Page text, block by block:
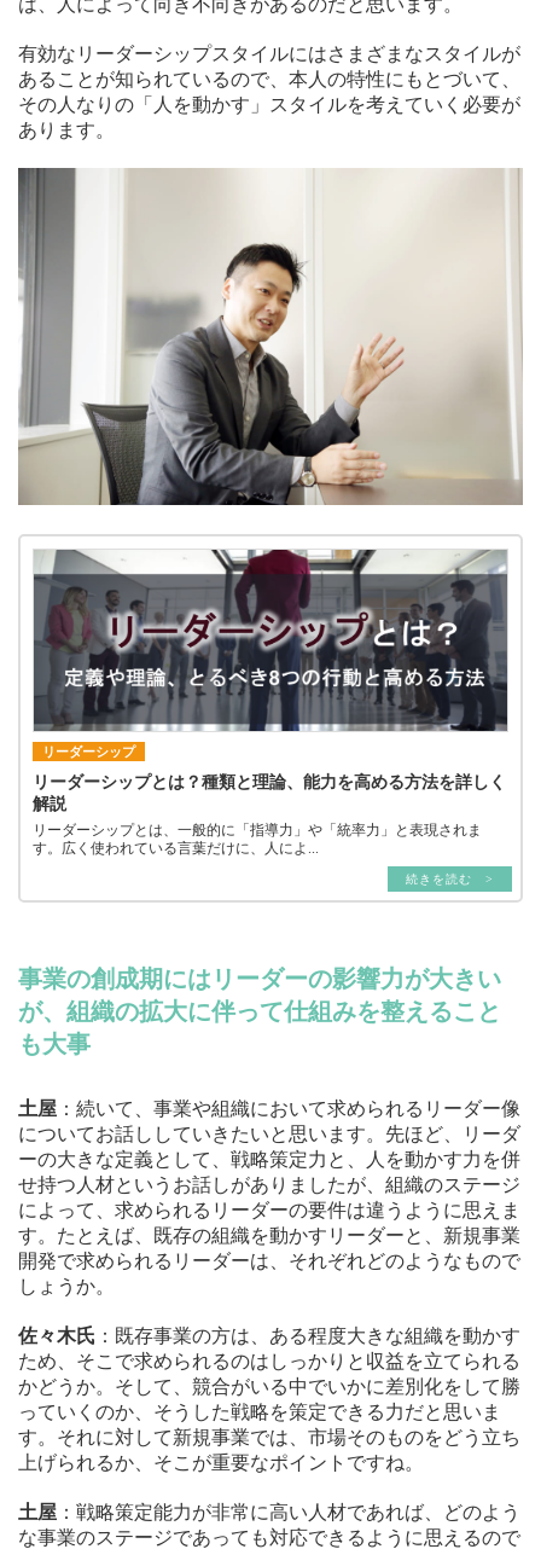
は、人によって向き不向きがあるのだと思います。
有効なリーダーシップスタイルにはさまざまなスタイルが
あることが知られているので、本人の特性にもとづいて、
その人なりの「人を動かす」スタイルを考えていく必要が
あります。
リーダーシップ
リーダーシップとは？種類と理論、能力を高める方法を詳しく
解説
リーダーシップとは、一般的に「指導力」や「統率力」と表現されま
す。広く使われている言葉だけに、人によ...
続きを読む >
事業の創成期にはリーダーの影響力が大きい
が、組織の拡大に伴って仕組みを整えること
も大事
土屋 ：続いて、事業や組織において求められるリーダー像
についてお話ししていきたいと思います。先ほど、リーダ
ーの大きな定義として、戦略策定力と、人を動かす力を併
せ持つ人材というお話しがありましたが、組織のステージ
によって、求められるリーダーの要件は違うように思えま
す。たとえば、既存の組織を動かすリーダーと、新規事業
開発で求められるリーダーは、それぞれどのようなもので
しょうか。
佐々木氏 ：既存事業の方は、ある程度大きな組織を動かす
ため、そこで求められるのはしっかりと収益を立てられる
かどうか。そして、競合がいる中でいかに差別化をして勝
っていくのか、そうした戦略を策定できる力だと思いま
す。それに対して新規事業では、市場そのものをどう立ち
上げられるか、そこが重要なポイントですね。
土屋 ：戦略策定能力が非常に高い人材であれば、どのよう
な事業のステージであっても対応できるように思えるので